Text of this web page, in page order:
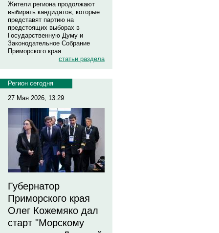
Жители региона продолжают
выбирать кандидатов, которые
представят партию на
предстоящих выборах в
Государственную Думу и
Законодательное Собрание
Приморского края.
статьи раздела
Регион сегодня
27 Мая 2026, 13:29
Губернатор
Приморского края
Олег Кожемяко дал
старт "Морскому